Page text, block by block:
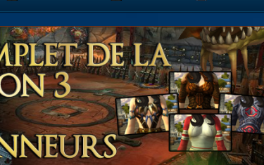
îles
et au Val
Scénario de Chromie
Les bastonneurs
Rivage Brisé
Débloquer le vol
Les invasions
Arme prodigieuse
Les
Les
Les jouets
Les
Les
Les